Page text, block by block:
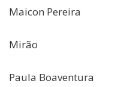
Maicon Pereira
Mirão
Paula Boaventura